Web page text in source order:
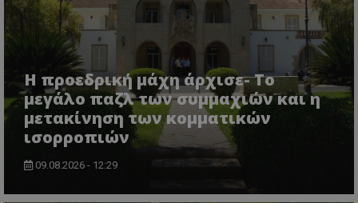
Η προεδρική μάχη άρχισε- Το
μεγάλο παζλ των συμμαχιών και η
μετακίνηση των κομματικών
ισορροπιών
09.08.2026 - 12:29